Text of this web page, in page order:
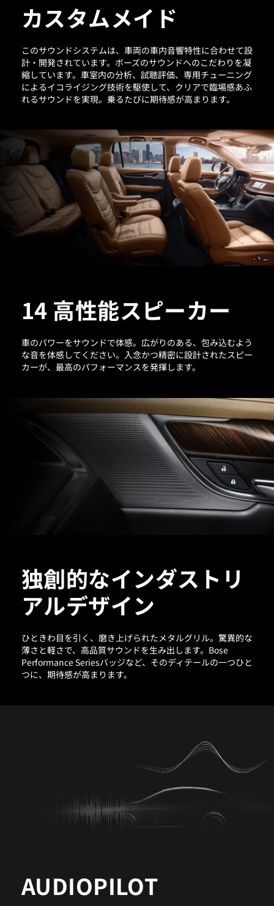
カスタムメイド
このサウンドシステムは、車両の車内音響特性に合わせて設
計・開発されています。ボーズのサウンドへのこだわりを凝
縮しています。車室内の分析、試聴評価、専用チューニング
によるイコライジング技術を駆使して、クリアで臨場感あふ
れるサウンドを実現。乗るたびに期待感が高まります。
14 高性能スピーカー
車のパワーをサウンドで体感。広がりのある、包み込むよう
な音を体感してください。入念かつ精密に設計されたスピー
カーが、最高のパフォーマンスを発揮します。
独創的なインダストリ
アルデザイン
ひときわ目を引く、磨き上げられたメタルグリル。驚異的な
薄さと軽さで、高品質サウンドを生み出します。Bose
Performance Seriesバッジなど、そのディテールの一つひと
つに、期待感が高まります。
AUDIOPILOT